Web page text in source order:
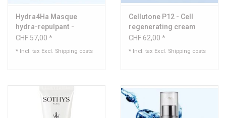
Hydra4Ha Masque
hydra-repulpant -
Sothys
CHF 57,00 *
* Incl. tax Excl. Shipping costs
Cellutone P12 - Cell
regenerating cream
CHF 62,00 *
* Incl. tax Excl. Shipping costs